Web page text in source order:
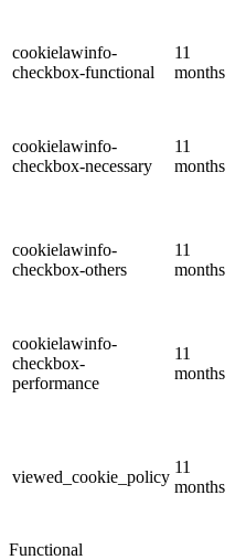
cookielawinfo-
checkbox-functional
11
months
cookielawinfo-
checkbox-necessary
11
months
cookielawinfo-
checkbox-others
11
months
cookielawinfo-
checkbox-
performance
11
months
viewed_cookie_policy
11
months
Functional